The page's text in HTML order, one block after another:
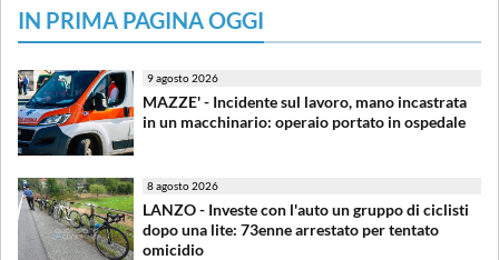
IN PRIMA PAGINA OGGI
9 agosto 2026
MAZZE' - Incidente sul lavoro, mano incastrata
in un macchinario: operaio portato in ospedale
8 agosto 2026
LANZO - Investe con l'auto un gruppo di ciclisti
dopo una lite: 73enne arrestato per tentato
omicidio